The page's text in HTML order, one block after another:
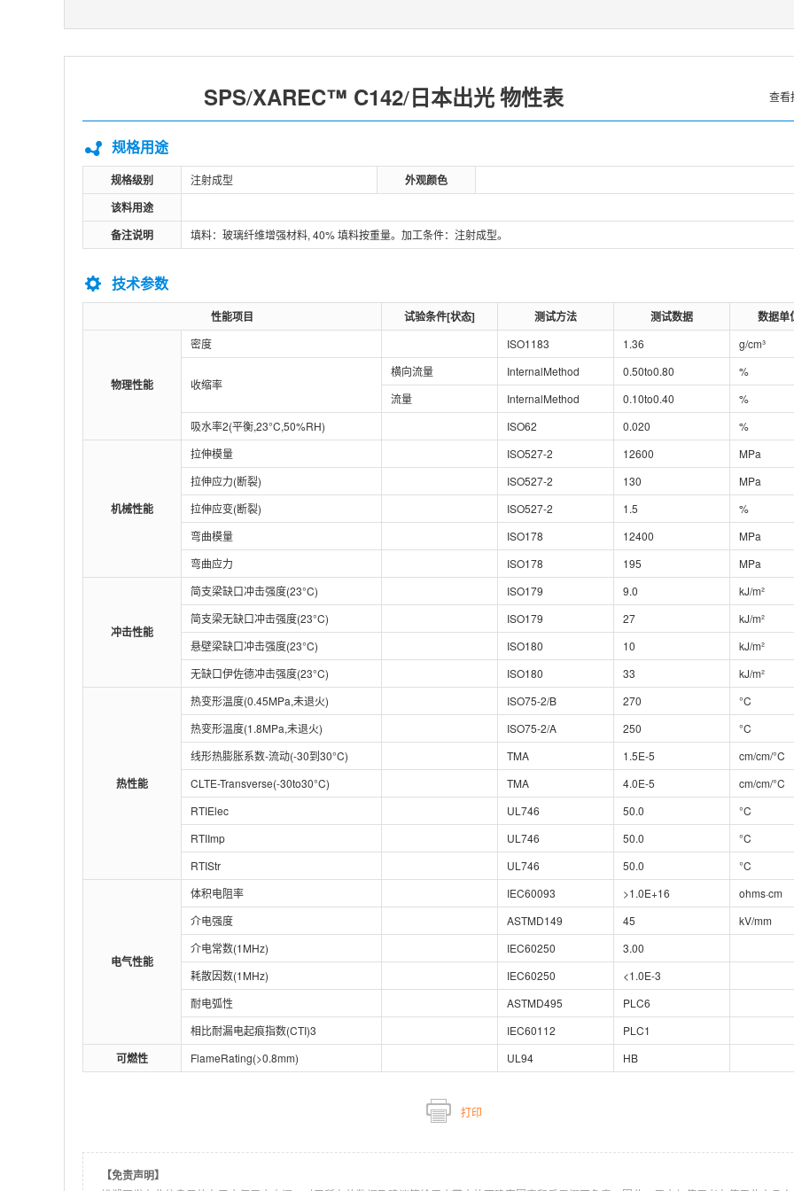
SPS/XAREC™ C142/日本出光 物性表 查看
规格用途
规格级别 注射成型
外观颜色
该料用途
备注说明
填料：玻璃纤维增强材料, 40% 填料按重量。加工条件：注射成型。
技术参数
性能项目 试验条件[状态] 测试方法 测试数据 数据单
物理性能
密度 ISO1183 1.36 g/cm³
收缩率
横向流量 InternalMethod 0.50to0.80
%
流量
InternalMethod 0.10to0.40
%
吸水率2(平衡,23°C,50%RH)
ISO62 0.020 %
机械性能
拉伸模量 ISO527-2 12600
MPa
拉伸应力(断裂)
ISO527-2 130
MPa
拉伸应变(断裂)
ISO527-2 1.5
%
弯曲模量
ISO178 12400
MPa
弯曲应力
ISO178 195 MPa
冲击性能
简支梁缺口冲击强度(23°C) ISO179 9.0
kJ/m²
简支梁无缺口冲击强度(23°C)
ISO179 27
kJ/m²
悬壁梁缺口冲击强度(23°C)
ISO180 10
kJ/m²
无缺口伊佐德冲击强度(23°C)
ISO180 33 kJ/m²
热性能
热变形温度(0.45MPa,未退火) ISO75-2/B 270
°C
热变形温度(1.8MPa,未退火)
ISO75-2/A 250
°C
线形热膨胀系数-流动(-30到30°C)
TMA 1.5E-5
cm/cm/°C
CLTE-Transverse(-30to30°C)
TMA 4.0E-5
cm/cm/°C
RTIElec
UL746 50.0
°C
RTIImp
UL746 50.0
°C
RTIStr
UL746 50.0 °C
电气性能
体积电阻率 IEC60093 >1.0E+16
ohms·cm
介电强度
ASTMD149 45
kV/mm
介电常数(1MHz)
IEC60250
3.00
耗散因数(1MHz)
IEC60250
<1.0E-3
耐电弧性
ASTMD495
PLC6
相比耐漏电起痕指数(CTI)3
IEC60112 PLC1
可燃性 FlameRating(>0.8mm) UL94 HB
打印
【免责声明】